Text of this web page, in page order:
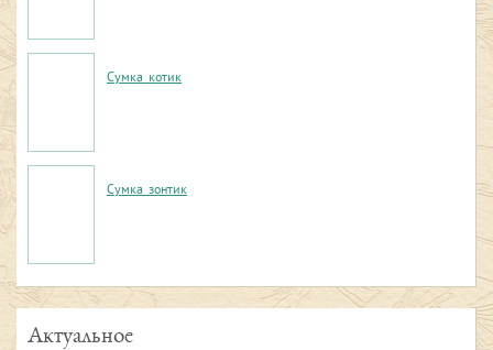
Сумка_котик
Сумка_зонтик
Актуальное